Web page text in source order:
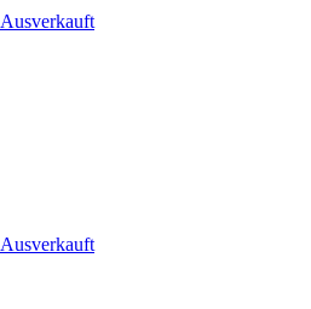
Ausverkauft
Ausverkauft